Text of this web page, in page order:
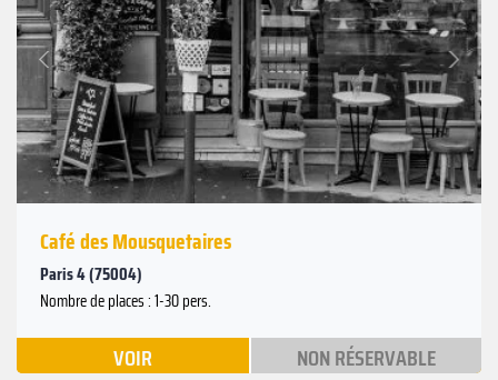
Précédent
Suivant
Café des Mousquetaires
Paris 4 (75004)
Nombre de places : 1-30 pers.
VOIR NON RÉSERVABLE